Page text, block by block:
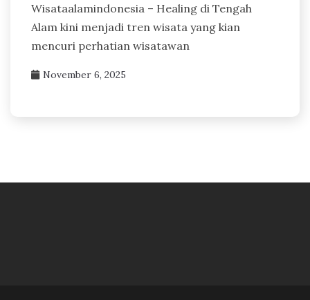
Wisataalamindonesia – Healing di Tengah
Alam kini menjadi tren wisata yang kian
mencuri perhatian wisatawan
November 6, 2025